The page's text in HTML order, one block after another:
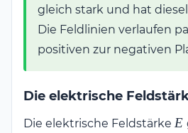
gleich stark und hat
Die Feldlinien verlaufen
positiven zur negativen
Die elektrische
Die elektrische Feldstärke E
E